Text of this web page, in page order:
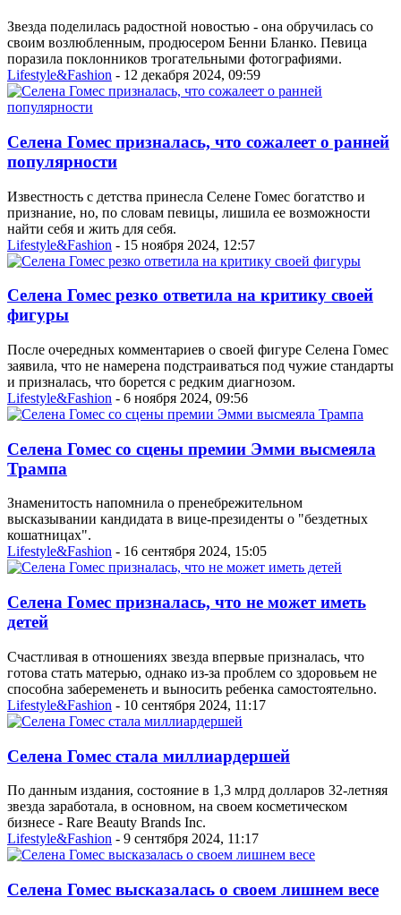
Звезда поделилась радостной новостью - она обручилась со
своим возлюбленным, продюсером Бенни Бланко. Певица
поразила поклонников трогательными фотографиями.
Lifestyle&Fashion - 12 декабря 2024, 09:59
Селена Гомес призналась, что сожалеет о ранней
популярности
Известность с детства принесла Селене Гомес богатство и
признание, но, по словам певицы, лишила ее возможности
найти себя и жить для себя.
Lifestyle&Fashion - 15 ноября 2024, 12:57
Селена Гомес резко ответила на критику своей
фигуры
После очередных комментариев о своей фигуре Селена Гомес
заявила, что не намерена подстраиваться под чужие стандарты
и призналась, что борется с редким диагнозом.
Lifestyle&Fashion - 6 ноября 2024, 09:56
Селена Гомес со сцены премии Эмми высмеяла
Трампа
Знаменитость напомнила о пренебрежительном
высказывании кандидата в вице-президенты о "бездетных
кошатницах".
Lifestyle&Fashion - 16 сентября 2024, 15:05
Селена Гомес призналась, что не может иметь
детей
Счастливая в отношениях звезда впервые призналась, что
готова стать матерью, однако из-за проблем со здоровьем не
способна забеременеть и выносить ребенка самостоятельно.
Lifestyle&Fashion - 10 сентября 2024, 11:17
Селена Гомес стала миллиардершей
По данным издания, состояние в 1,3 млрд долларов 32-летняя
звезда заработала, в основном, на своем косметическом
бизнесе - Rare Beauty Brands Inc.
Lifestyle&Fashion - 9 сентября 2024, 11:17
Селена Гомес высказалась о своем лишнем весе